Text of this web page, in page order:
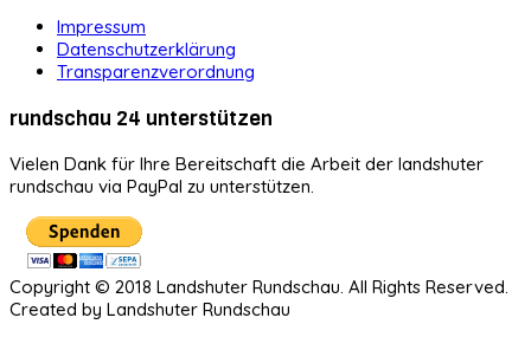
Impressum
Datenschutzerklärung
Transparenzverordnung
rundschau 24 unterstützen
Vielen Dank für Ihre Bereitschaft die Arbeit der landshuter
rundschau via PayPal zu unterstützen.
Copyright © 2018 Landshuter Rundschau. All Rights Reserved.
Created by Landshuter Rundschau